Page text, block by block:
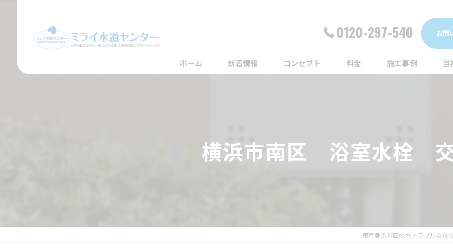
0120-297-540 お問
ホーム 新着情報 コンセプト 料金 施工事例 当
給
横浜市南区 浴室水栓
東京都渋谷区の水トラブルなら